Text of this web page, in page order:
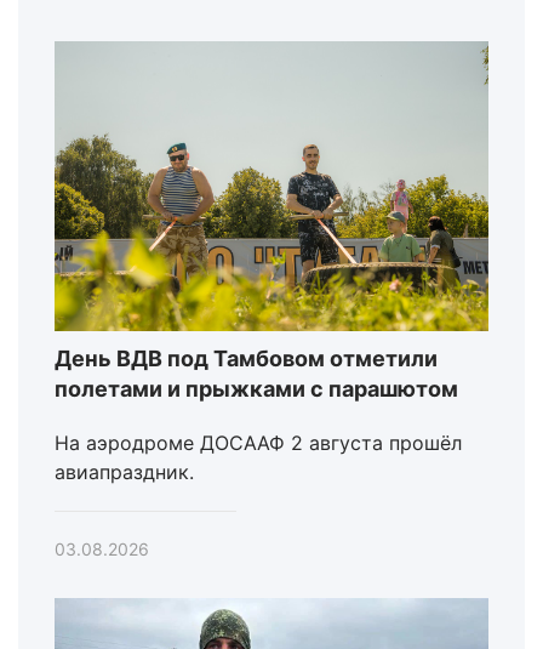
День ВДВ под Тамбовом отметили
полетами и прыжками с парашютом
На аэродроме ДОСААФ 2 августа прошёл
авиапраздник.
03.08.2026